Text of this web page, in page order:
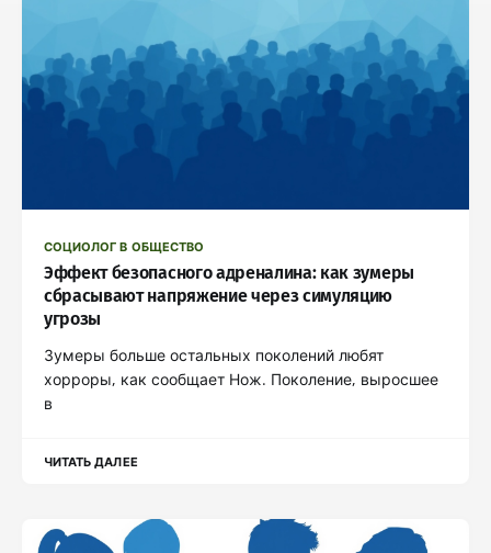
СОЦИОЛОГ В ОБЩЕСТВО
Эффект безопасного адреналина: как зумеры
сбрасывают напряжение через симуляцию
угрозы
Зумеры больше остальных поколений любят
хорроры, как сообщает Нож. Поколение, выросшее
в
ЧИТАТЬ ДАЛЕЕ